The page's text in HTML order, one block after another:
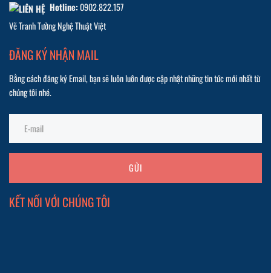
Hotline:0902.822.157
Vẽ Tranh Tường Nghệ Thuật Việt
ĐĂNG KÝ NHẬN MAIL
Bằng cách đăng ký Email, bạn sẽ luôn luôn được cập nhật những tin tức mới nhất từ
chúng tôi nhé.
GỬI
KẾT NỐI VỚI CHÚNG TÔI